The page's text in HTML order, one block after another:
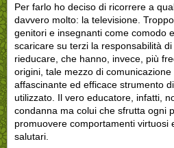
Per farlo ho deciso di ricorrere a
davvero molto: la televisione.
genitori e insegnanti come comodo
scaricare su terzi la responsabilità
rieducare, che hanno, invece, più
origini, tale mezzo di
affascinante ed efficace strumento
utilizzato. Il vero educatore, infatti,
condanna ma colui che sfrutta ogni
promuovere comportamenti virtuosi
salutari.